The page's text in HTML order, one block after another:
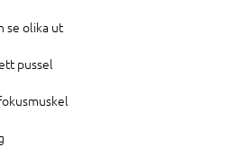
se olika ut
pussel